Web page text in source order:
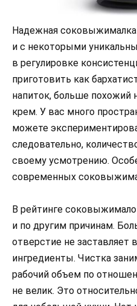
Надежная
и с некоторыми
в регулировке
приготовить как
напиток, больше похожий
крем. У вас много
можете
следовательно,
своему усмотрению.
современных
В рейтинге
и по другим причинам.
отверстие не заставляет
ингредиенты. Чистка
рабочий объем по
не велик. Это